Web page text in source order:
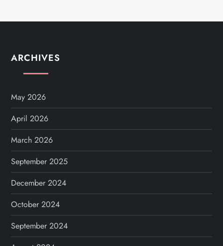
ARCHIVES
May 2026
April 2026
March 2026
September 2025
December 2024
October 2024
September 2024